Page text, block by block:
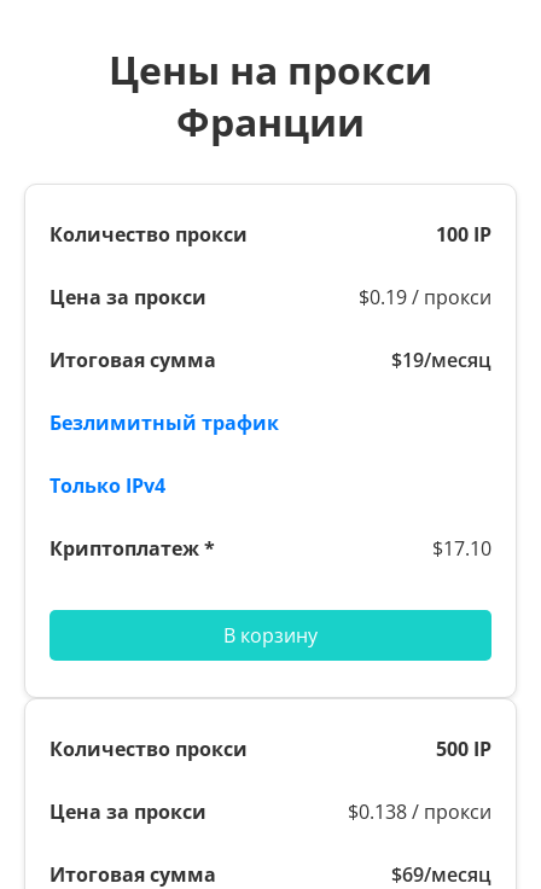
Цены на прокси
Франции
100 IP
$0.19 / прокси
$19/месяц
$17.10
В корзину
500 IP
$0.138 / прокси
$69/месяц